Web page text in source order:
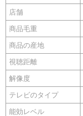
店舗
商品毛重
商品の産地
視聴距離
解像度
テレビのタイプ
能効レベル